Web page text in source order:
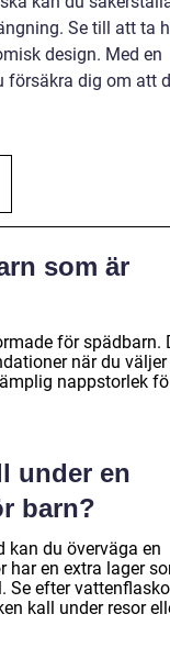
Se till att ta
design. Med en
försäkra dig om att
som är
för spädbarn.
när du väljer
nappstorlek
under en
barn?
kan du överväga en
har en extra lager
Se efter
kall under resor